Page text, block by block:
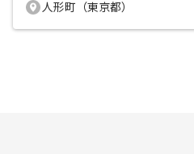
人形町（東京都）